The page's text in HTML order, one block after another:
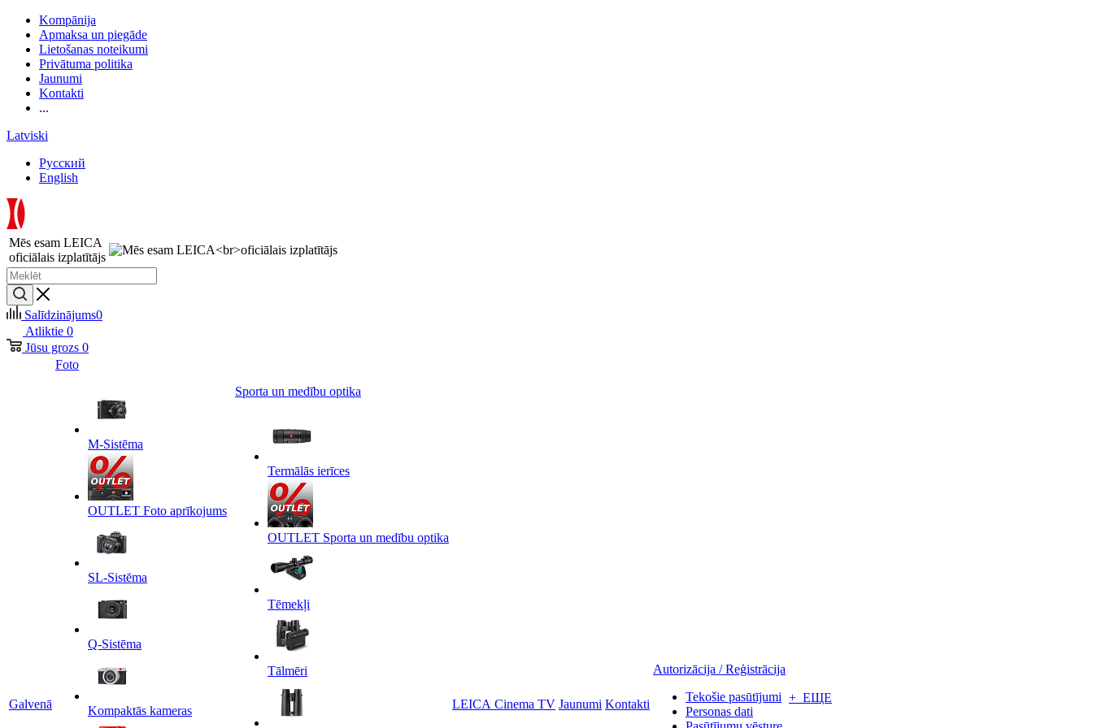
Kompānija
Apmaksa un piegāde
Lietošanas noteikumi
Privātuma politika
Jaunumi
Kontakti
...
Latviski
Русский
English
Mēs esam LEICA
oficiālais izplatītājs
Salīdzinājums0
Atliktie 0
Jūsu grozs 0
Galvenā
Foto
M-Sistēma
OUTLET Foto aprīkojums
SL-Sistēma
Q-Sistēma
Kompaktās kameras
Sporta un medību optika
Termālās ierīces
OUTLET Sporta un medību optika
Tēmekļi
Tālmēri
LEICA Cinema TV Jaunumi Kontakti
Autorizācija / Reģistrācija
Tekošie pasūtījumi
Personas dati
+ ЕЩЕ